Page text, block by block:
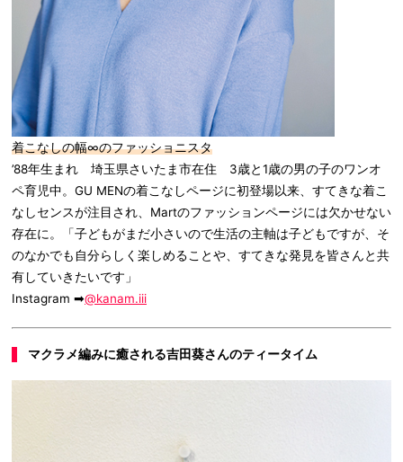
着こなしの幅∞のファッショニスタ
’88年生まれ 埼玉県さいたま市在住 3歳と1歳の男の子のワンオ
ペ育児中。GU MENの着こなしページに初登場以来、すてきな着こ
なしセンスが注目され、Martのファッションページには欠かせない
存在に。「子どもがまだ小さいので生活の主軸は子どもですが、そ
のなかでも自分らしく楽しめることや、すてきな発見を皆さんと共
有していきたいです」
Instagram ➡@kanam.iii
マクラメ編みに癒される吉田葵さんのティータイム